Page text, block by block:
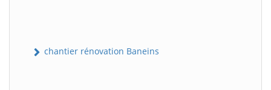
chantier rénovation Baneins